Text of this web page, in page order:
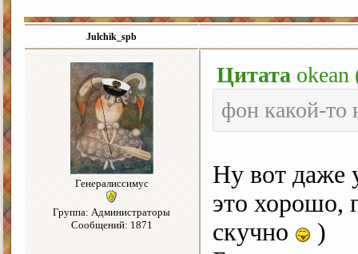
Julchik_spb
Генералиссимус
Группа: Администраторы
Сообщений: 1871
Цитата okean
фон какой-то
Ну вот даже
это хорошо,
скучно
)